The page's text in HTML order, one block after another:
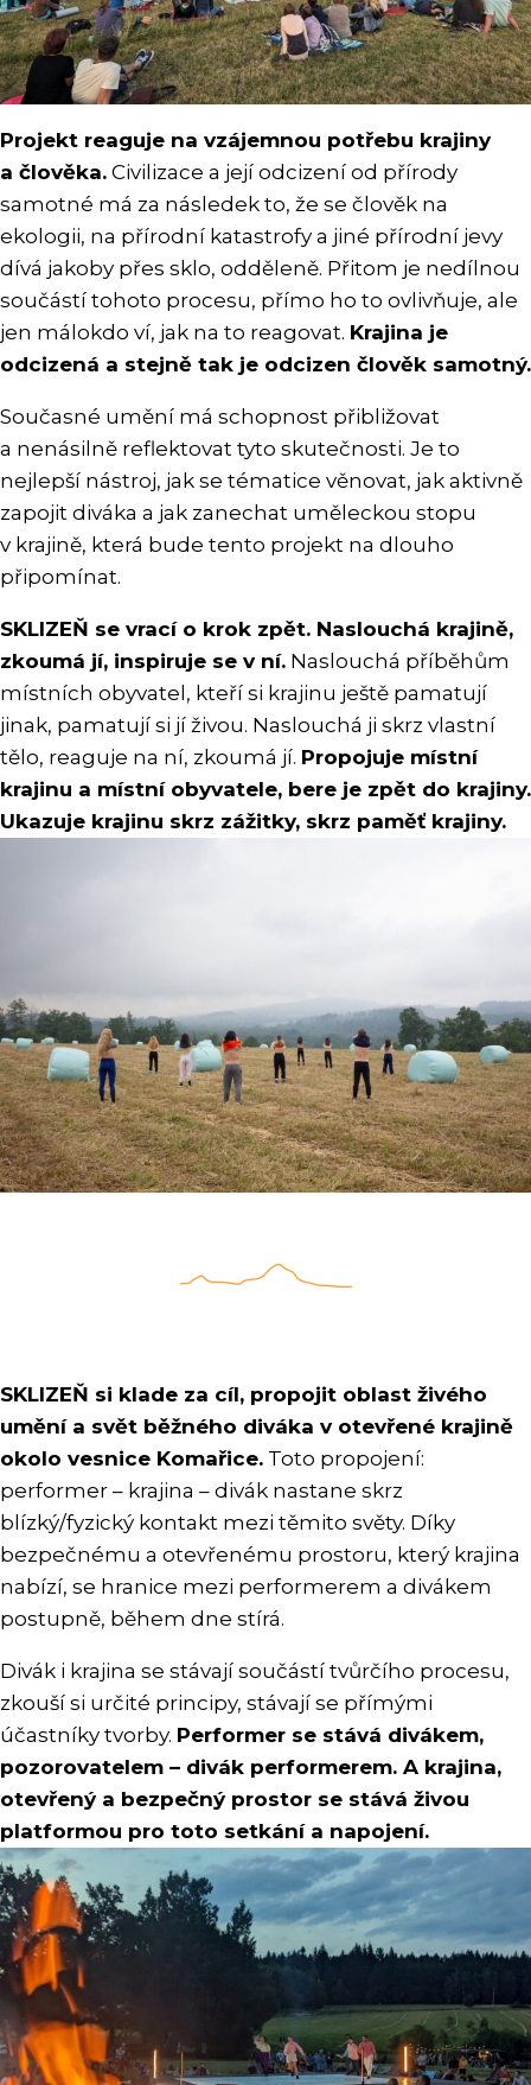
Projekt reaguje na vzájemnou potřebu krajiny
a člověka. Civilizace a její odcizení od přírody
samotné má za následek to, že se člověk na
ekologii, na přírodní katastrofy a jiné přírodní jevy
dívá jakoby přes sklo, odděleně. Přitom je nedílnou
součástí tohoto procesu, přímo ho to ovlivňuje, ale
jen málokdo ví, jak na to reagovat. Krajina je
odcizená a stejně tak je odcizen člověk samotný.
Současné umění má schopnost přibližovat
a nenásilně reflektovat tyto skutečnosti. Je to
nejlepší nástroj, jak se tématice věnovat, jak aktivně
zapojit diváka a jak zanechat uměleckou stopu
v krajině, která bude tento projekt na dlouho
připomínat.
SKLIZEŇ se vrací o krok zpět. Naslouchá krajině,
zkoumá jí, inspiruje se v ní. Naslouchá příběhům
místních obyvatel, kteří si krajinu ještě pamatují
jinak, pamatují si jí živou. Naslouchá ji skrz vlastní
tělo, reaguje na ní, zkoumá jí. Propojuje místní
krajinu a místní obyvatele, bere je zpět do krajiny.
Ukazuje krajinu skrz zážitky, skrz paměť krajiny.
SKLIZEŇ si klade za cíl, propojit oblast živého
umění a svět běžného diváka v otevřené krajině
okolo vesnice Komařice. Toto propojení:
performer – krajina – divák nastane skrz
blízký/fyzický kontakt mezi těmito světy. Díky
bezpečnému a otevřenému prostoru, který krajina
nabízí, se hranice mezi performerem a divákem
postupně, během dne stírá.
Divák i krajina se stávají součástí tvůrčího procesu,
zkouší si určité principy, stávají se přímými
účastníky tvorby. Performer se stává divákem,
pozorovatelem – divák performerem. A krajina,
otevřený a bezpečný prostor se stává živou
platformou pro toto setkání a napojení.